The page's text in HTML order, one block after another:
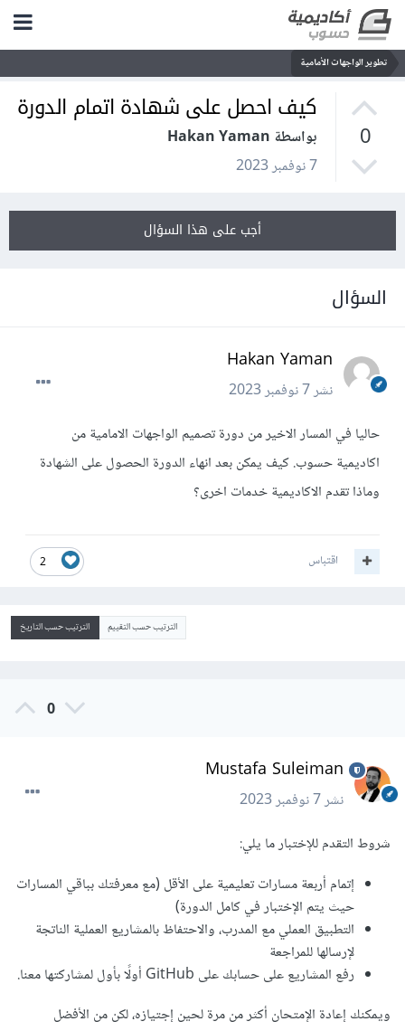
تطوير الواجهات الأمامية
0
كيف احصل على شهادة اتمام الدورة
بواسطة Hakan Yaman
7 نوفمبر 2023
أجب على هذا السؤال
السؤال
Hakan Yaman
نشر7 نوفمبر 2023
حاليا في المسار الاخير من دورة تصميم الواجهات الامامية من
اكاديمية حسوب. كيف يمكن بعد انهاء الدورة الحصول على الشهادة
وماذا تقدم الاكاديمية خدمات اخرى؟
2 اقتباس
الترتيب حسب التقييم الترتيب حسب التاريخ
0
Mustafa Suleiman
نشر7 نوفمبر 2023
شروط التقدم للإختبار ما يلي:
إتمام أربعة مسارات تعليمية على الأقل (مع معرفتك بباقي المسارات
حيث يتم الإختبار في كامل الدورة)
التطبيق العملي مع المدرب، والاحتفاظ بالمشاريع العملية الناتجة
لإرسالها للمراجعة
رفع المشاريع على حسابك على GitHub أولًا بأول لمشاركتها معنا.
ويمكنك إعادة الإمتحان أكثر من مرة لحين إجتيازه، لكن من الأفضل